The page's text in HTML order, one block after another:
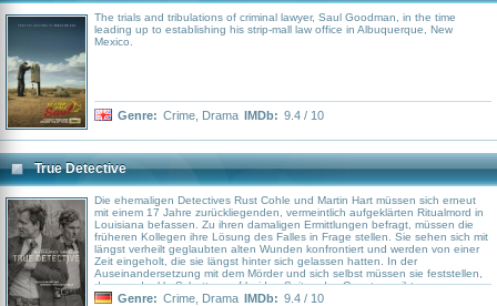
The trials and tribulations of criminal lawyer, Saul Goodman, in the time
leading up to establishing his strip-mall law office in Albuquerque, New
Mexico.
Genre: Crime Drama IMDb: 9.4 / 10
True Detective
Die ehemaligen Detectives Rust Cohle und Martin Hart müssen sich erneut
mit einem 17 Jahre zurückliegenden, vermeintlich aufgeklärten Ritualmord in
Louisiana befassen. Zu ihren damaligen Ermittlungen befragt, müssen die
früheren Kollegen ihre Lösung des Falles in Frage stellen. Sie sehen sich mit
längst verheilt geglaubten alten Wunden konfrontiert und werden von einer
Zeit eingeholt, die sie längst hinter sich gelassen hatten. In der
Auseinandersetzung mit dem Mörder und sich selbst müssen sie feststellen,
dass es dunkle Schatten auf beiden Seiten des Gesetzes gibt.
Genre: Crime Drama IMDb: 9.4 / 10